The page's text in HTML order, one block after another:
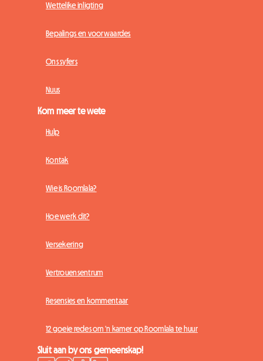
Wettelike inligting
Bepalings en voorwaardes
Ons syfers
Nuus
Kom meer te wete
Hulp
Kontak
Wie is Roomlala?
Hoe werk dit?
Versekering
Vertrouensentrum
Resensies en kommentaar
12 goeie redes om 'n kamer op Roomlala te huur
Sluit aan by ons gemeenskap!